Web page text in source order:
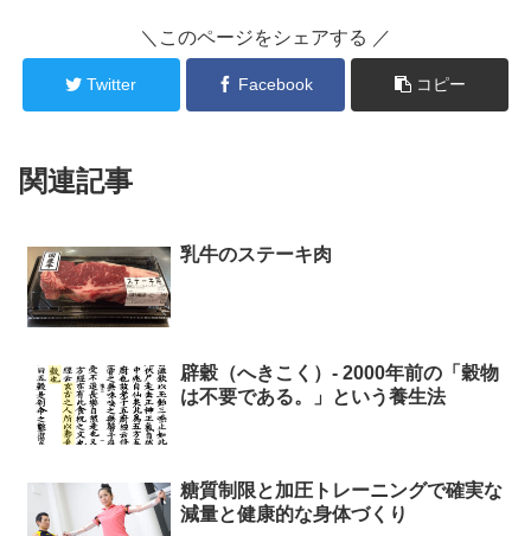
＼このページをシェアする ／
Twitter Facebook コピー
関連記事
乳牛のステーキ肉
辟穀（へきこく）- 2000年前の「穀物
は不要である。」という養生法
糖質制限と加圧トレーニングで確実な
減量と健康的な身体づくり